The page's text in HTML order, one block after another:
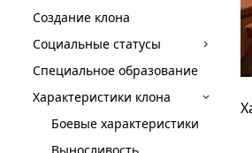
Создание клона
Социальные статусы
Специальное образование
Характеристики клона
Боевые характеристики